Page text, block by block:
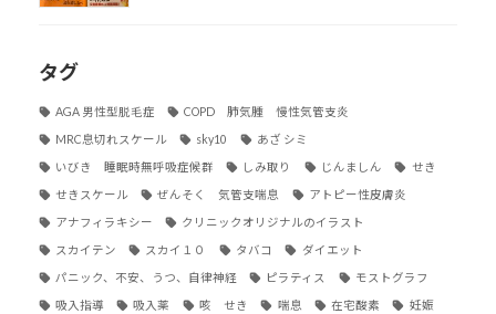
タグ
AGA 男性型脱毛症 COPD 肺気腫 慢性気管支炎
MRC息切れスケール sky10 あざ シミ
いびき 睡眠時無呼吸症候群 しみ取り じんましん せき
せきスケール ぜんそく 気管支喘息 アトピー性皮膚炎
アナフィラキシー クリニックオリジナルのイラスト
スカイテン スカイ１０ タバコ ダイエット
パニック、不安、うつ、自律神経 ピラティス モストグラフ
吸入指導 吸入薬 咳 せき 喘息 在宅酸素 妊娠